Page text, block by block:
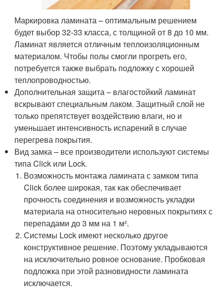
Маркировка ламината – оптимальным решением
будет выбор 32-33 класса, с толщиной от 8 до 10 мм.
Ламинат является отличным теплоизоляционным
материалом. Чтобы полы смогли прогреть его,
потребуется также выбрать подложку с хорошей
теплопроводностью.
Дополнительная защита – влагостойкий ламинат
вскрывают специальным лаком. Защитный слой не
только препятствует воздействию влаги, но и
уменьшает интенсивность испарений в случае
перегрева покрытия.
Вид замка – все производители используют системы
типа Click или Lock.
Возможность монтажа ламината с замком типа
Click более широкая, так как обеспечивает
прочность соединения и возможность укладки
материала на относительно неровных покрытиях с
перепадами до 3 мм на 1 м².
Системы Lock имеют несколько другое
конструктивное решение. Поэтому укладываются
на исключительно ровное основание. Пробковая
подложка при этой разновидности ламината
исключается.